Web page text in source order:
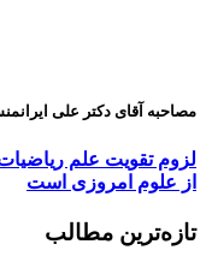
مصاحبه آقای دکتر علی
لزوم تقویت علم
از علوم امروزی است
تازه‌ترین مطالب